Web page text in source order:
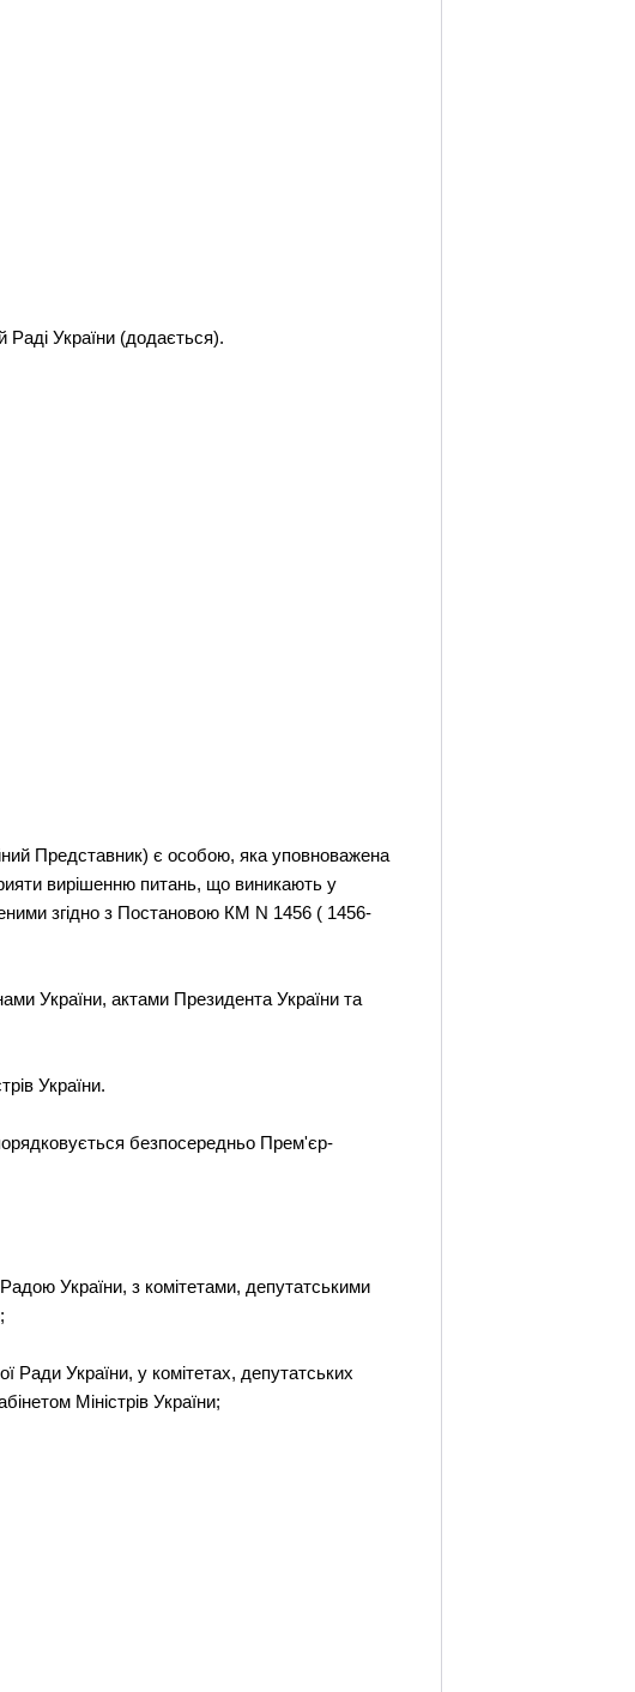
Раді України (додається).
Представник) є особою, яка уповноважена
вирішенню питань, що виникають у
згідно з Постановою КМ N 1456 ( 1456-
України, актами Президента України та
України.
безпосередньо Прем'єр-
Радою України, з комітетами, депутатськими
Ради України, у комітетах, депутатських
Міністрів України;